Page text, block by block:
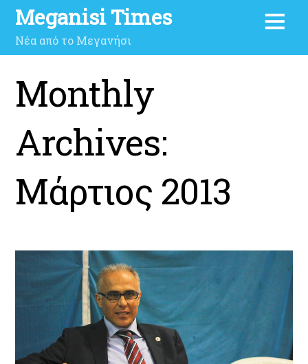
Meganisi Times
Νέα από το Μεγανήσι
Monthly
Archives:
Μάρτιος 2013